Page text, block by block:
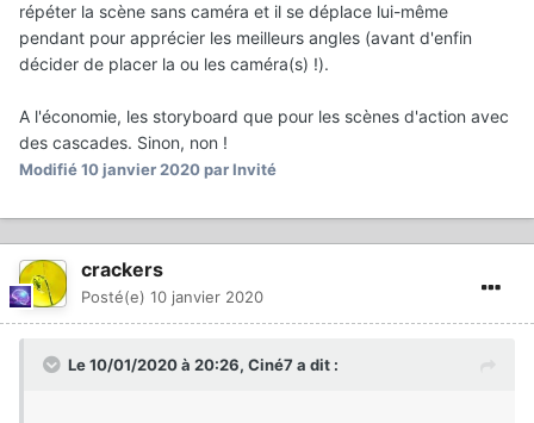
répéter la scène sans caméra et il se déplace lui-même
pendant pour apprécier les meilleurs angles (avant d'enfin
décider de placer la ou les caméra(s) !).
A l'économie, les storyboard que pour les scènes d'action avec
des cascades. Sinon, non !
Modifié10 janvier 2020par Invité
crackers
Posté(e) 10 janvier 2020
Le 10/01/2020 à 20:26, Ciné7 a dit :